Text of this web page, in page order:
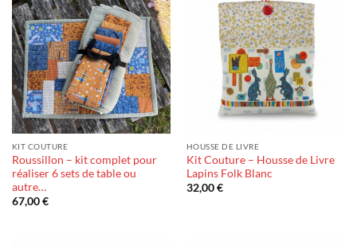
KIT COUTURE
Roussillon – kit complet pour
réaliser 6 sets de table ou
autre…
67,00€
HOUSSE DE LIVRE
Kit Couture – Housse de Livre
Lapins Folk Blanc
32,00€